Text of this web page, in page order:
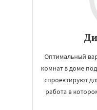
Оптимальный
комнат в доме
спроектируют
работа в